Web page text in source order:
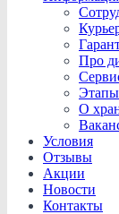
Про
О
Условия
Отзывы
Акции
Новости
Контакты